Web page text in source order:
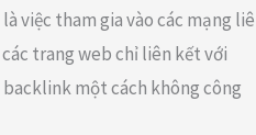
việc tham gia vào các mạng
trang web chỉ liên kết với
một cách không công